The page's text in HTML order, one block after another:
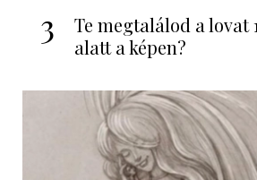
3
Te megtalálod a lovat
alatt a képen?